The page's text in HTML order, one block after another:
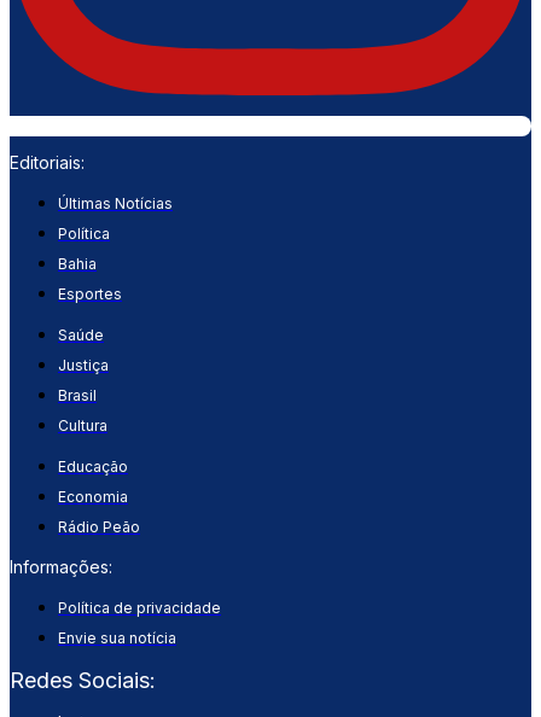
Editoriais:
Últimas Notícias
Política
Bahia
Esportes
Saúde
Justiça
Brasil
Cultura
Educação
Economia
Rádio Peão
Informações:
Política de privacidade
Envie sua notícia
Redes Sociais: